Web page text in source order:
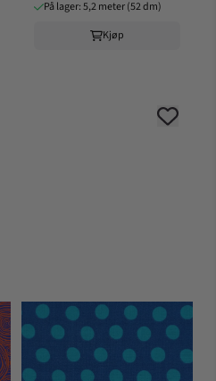
På lager: 5,2 meter (52 dm)
Kjøp